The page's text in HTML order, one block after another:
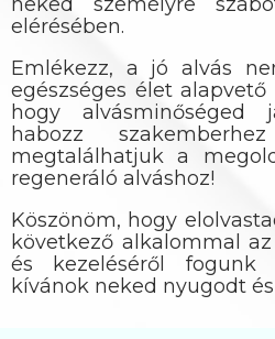
elérésében.
Emlékezz, a jó alvás
egészséges élet
hogy alvásminőséged
habozz
megtalálhatjuk a
regeneráló alváshoz!
Köszönöm, hogy
következő alkalommal
és kezeléséről fogunk
kívánok neked nyugodt